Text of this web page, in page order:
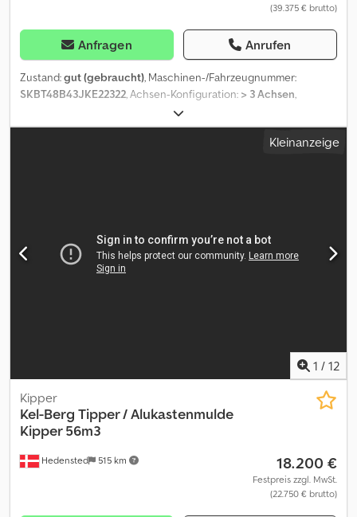
(39.375 € brutto)
Anfragen Anrufen
Zustand:gut (gebraucht), Maschinen-/Fahrzeugnummer:
SKBT48B43JKE22322, Achsen-Konfiguration: > 3 Achsen,
, Laderaumbreite:
Laderaumhöhe:2.200 mm, Baujahr:2018, = Weitere Optionen und
Zubehör = - Luftfederung hinten - Luftfederung vorn -
Letzte Inspektion: 2026-01-30 Dcodsyhvvcopfx Aanjk Weitere
Informationen Wenden Sie sich an Lastas Sales, um weitere
Informationen zu erhalten.
Kleinanzeige
1 / 12
Hedensted 515 km
Kipper
Kel-Berg Tipper / Alukastenmulde
Kipper 56m3
18.200 €
Festpreis zzgl. MwSt.
(22.750 € brutto)